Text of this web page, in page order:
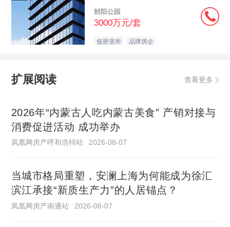
朝阳公园
3000万元/套
低密居所 品牌房企
扩展阅读 查看更多
2026年“内蒙古人吃内蒙古美食” 产销对接与
消费促进活动 成功举办
凤凰网房产呼和浩特站 2026-08-07
当城市格局重塑，安澜上海为何能成为徐汇
滨江承接“新质生产力”的人居锚点？
凤凰网房产南通站 2026-08-07